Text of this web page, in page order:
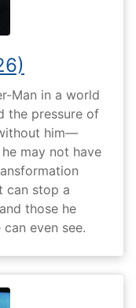
Man in a world
the pressure of
him—
may not have
can stop a
those he
even see.